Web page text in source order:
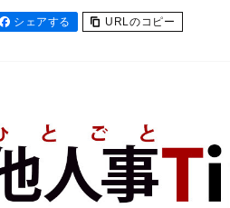
シェアする URLのコピー